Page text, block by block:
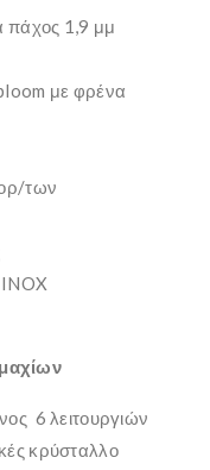
πάχος 1,9 μμ
με φρένα
των
6 λειτουργιών
κρύσταλλο